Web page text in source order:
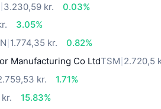
3.230,59 kr.
0.03%
3.05%
1.774,35 kr.
0.82%
Manufacturing Co LtdTSM 2.720,5
kr.
1.71%
15.83%